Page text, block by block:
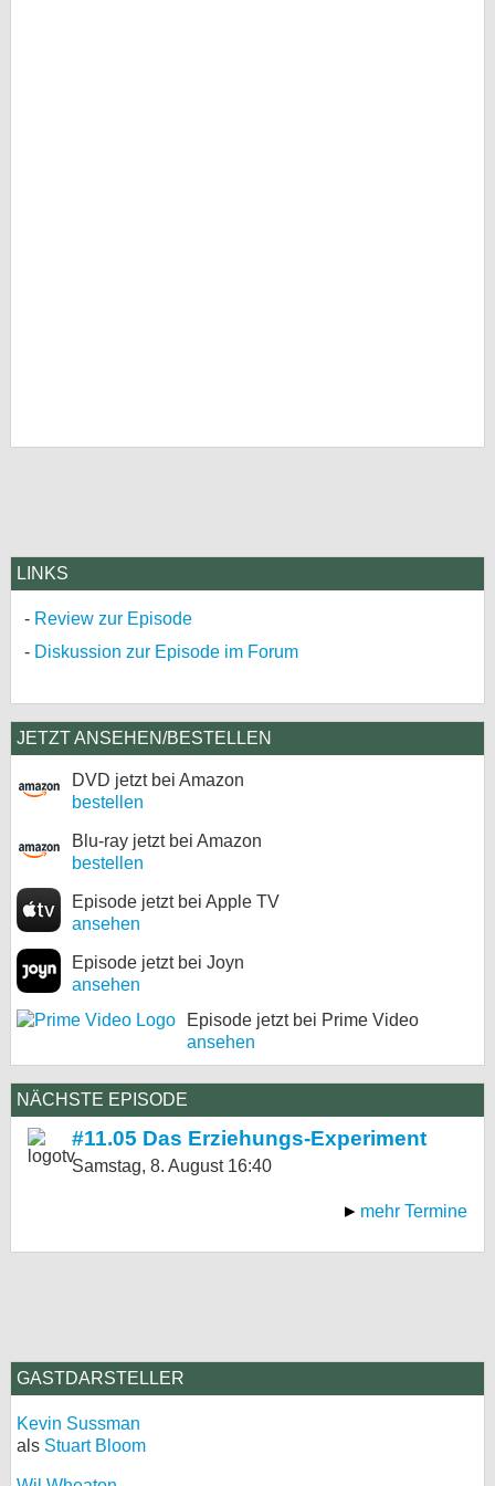
LINKS
Review zur Episode
Diskussion zur Episode im Forum
JETZT ANSEHEN/BESTELLEN
DVD jetzt bei Amazon
bestellen
Blu-ray jetzt bei Amazon
bestellen
Episode jetzt bei Apple TV
ansehen
Episode jetzt bei Joyn
ansehen
Episode jetzt bei Prime Video
ansehen
NÄCHSTE EPISODE
#11.05 Das Erziehungs-Experiment
Samstag, 8. August 16:40
mehr Termine
GASTDARSTELLER
Kevin Sussman
als Stuart Bloom